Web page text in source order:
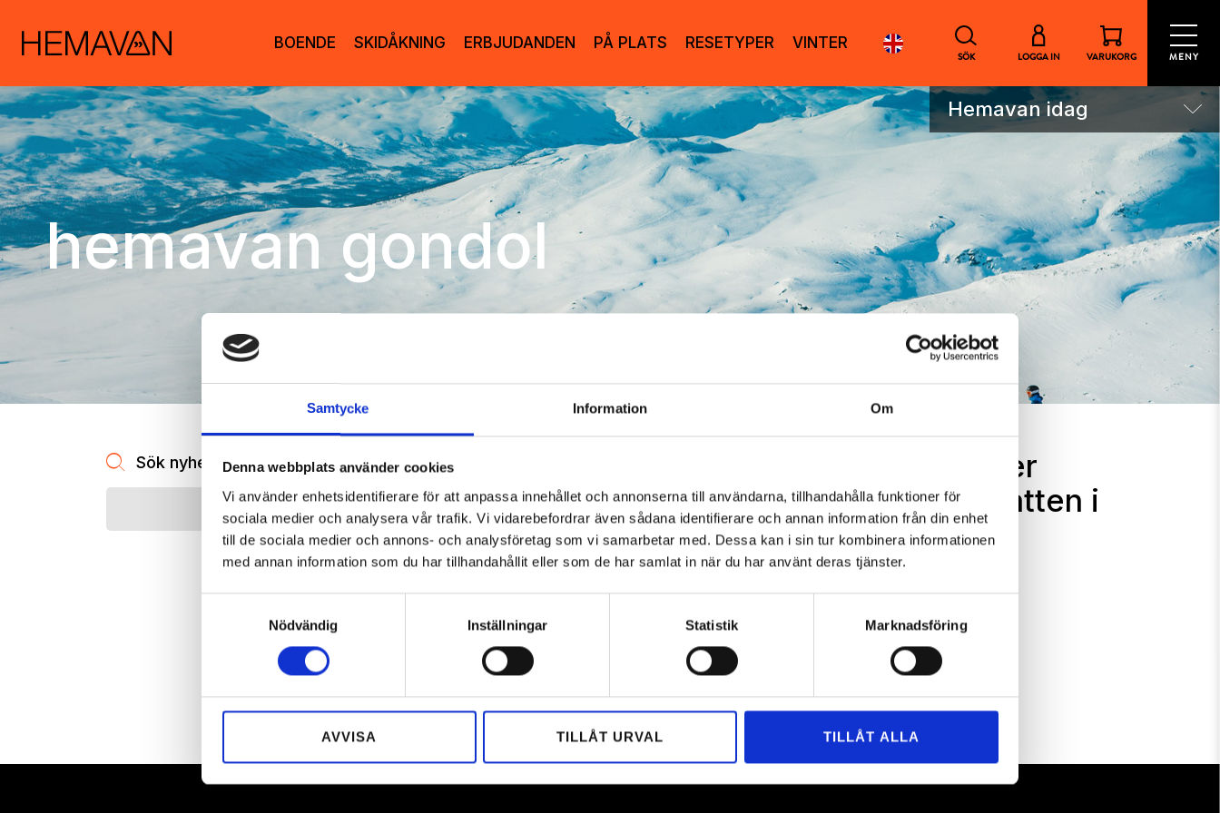
Samtycke Information Om
Denna webbplats använder cookies
Vi använder enhetsidentifierare för att anpassa innehållet och annonserna till användarna, tillhandahålla funktioner för
sociala medier och analysera vår trafik. Vi vidarebefordrar även sådana identifierare och annan information från din enhet
till de sociala medier och annons- och analysföretag som vi samarbetar med. Dessa kan i sin tur kombinera informationen
med annan information som du har tillhandahållit eller som de har samlat in när du har använt deras tjänster.
Nödvändig
Inställningar Statistik Marknadsföring
AVVISA TILLÅT URVAL TILLÅT ALLA
BOENDE SKIDÅKNING ERBJUDANDEN PÅ PLATS RESETYPER VINTER
SÖK LOGGA IN VARUKORG MENY
Hemavan idag
hemavan gondol
Välkänd trio driver
Restaurang Solkatten i
vinter
10 oktober, 2017 iNyheter i Hemavan
Sök nyheter: